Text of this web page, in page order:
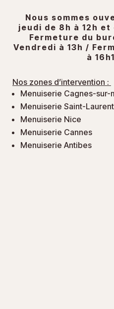
Nous sommes
jeudi de 8h à 12h et
Fermeture du
Vendredi à 13h /
à
Nos zones d’intervention :
Menuiserie Cagnes-sur-
Menuiserie Saint-
Menuiserie Nice
Menuiserie Cannes
Menuiserie Antibes